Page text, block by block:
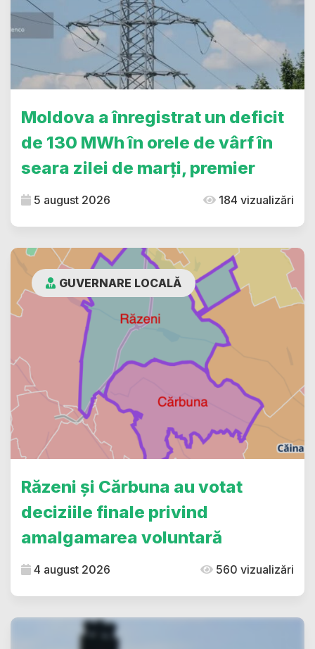
Moldova a înregistrat un deficit
de 130 MWh în orele de vârf în
seara zilei de marți, premier
5 august 2026 184 vizualizări
GUVERNARE LOCALĂ
Răzeni și Cărbuna au votat
deciziile finale privind
amalgamarea voluntară
4 august 2026 560 vizualizări